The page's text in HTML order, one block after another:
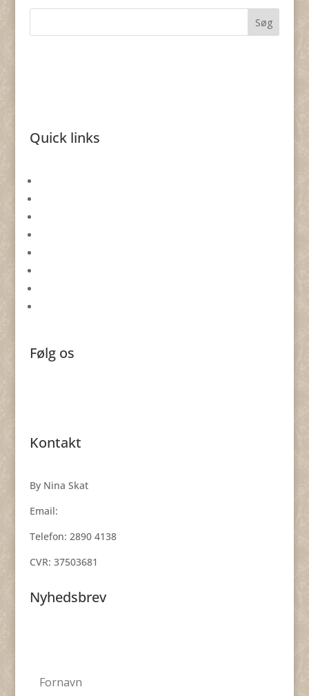
Quick links
Følg os
Kontakt
By Nina Skat
Email:
Telefon: 2890 4138
CVR: 37503681
Nyhedsbrev